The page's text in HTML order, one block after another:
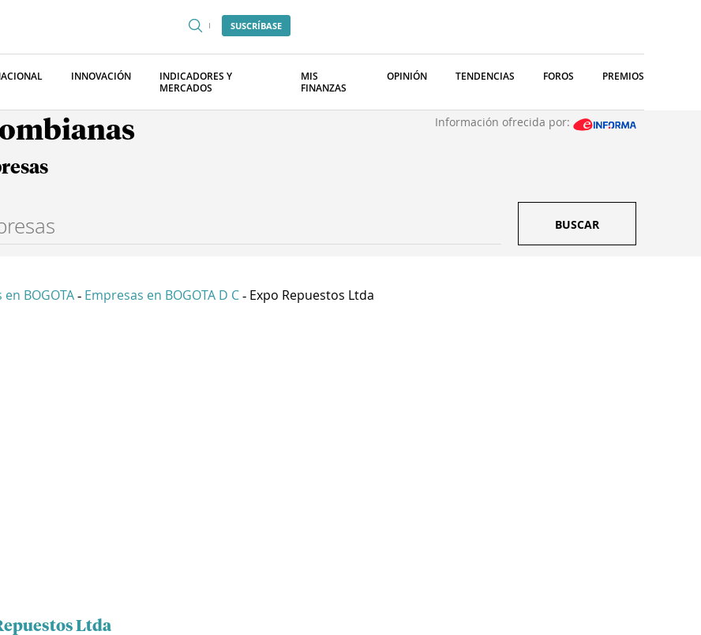
SUSCRÍBASE
INNOVACIÓN
INDICADORES Y
MERCADOS
MIS
FINANZAS
OPINIÓN TENDENCIAS FOROS PREMIOS
Información ofrecida por:
BUSCAR
BOGOTA - Empresas en BOGOTA D C - Expo Repuestos Ltda
Ltda